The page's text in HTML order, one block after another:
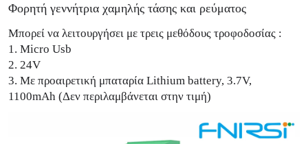
Φορητή γεννήτρια χαμηλής τάσης και ρεύματος
Μπορεί να λειτουργήσει με τρεις μεθόδους τροφοδοσίας :
1. Micro Usb
2. 24V
3. Με προαιρετική μπαταρία Lithium battery, 3.7V,
1100mAh (Δεν περιλαμβάνεται στην τιμή)